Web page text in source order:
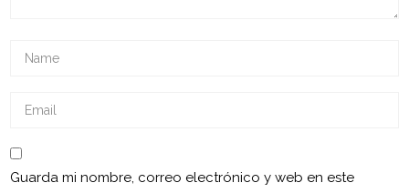
Guarda mi nombre, correo electrónico y web en este